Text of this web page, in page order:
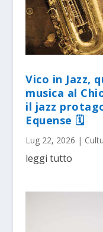
Vico in Jazz,
musica al
il jazz
Equense 🗓
Lug 22, 2026 |
leggi tutto